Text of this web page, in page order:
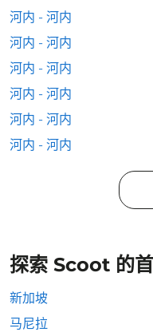
河内 - 河内
河内 - 河内
河内 - 河内
河内 - 河内
河内 - 河内
河内 - 河内
探索 Scoot 的
新加坡
马尼拉